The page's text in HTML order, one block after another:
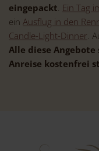
eingepackt Ein Tag
ein Ausflug in den
Candle-Light-Dinner .
Alle diese
Anreise kostenfrei